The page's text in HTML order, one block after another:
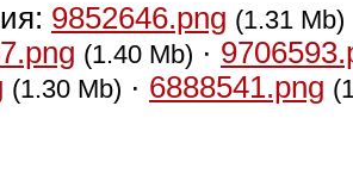
9852646.png (1.31 Mb)
(1.40 Mb) ·
(1.30 Mb) · 6888541.png